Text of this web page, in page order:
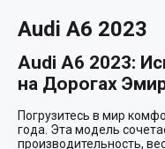
Audi A6 2023
Audi A6 2023:
на Дорогах
Погрузитесь в мир
года. Эта модель
производительность,